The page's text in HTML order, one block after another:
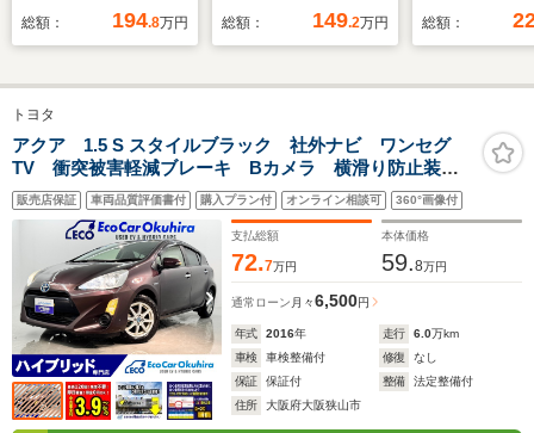
用車 衝突被害軽減B
総額： 194.8万円 総額： 149.2万円
シートヒータ
総額：
トヨタ
アクア 1.5 S スタイルブラック 社外ナビ ワンセグ
TV 衝突被害軽減ブレーキ Bカメラ 横滑り防止装
置 レーンキープアシスト オートマチックハイビー
ム ETC 社外アルミ
販売店保証 車両品質評価書付 購入プラン付 オンライン相談可 360°画像付
支払総額
72.7万円
本体価格
59.8万円
通常ローン 月々6,500円
年式 2016年 走行 6.0万km
車検
車検整備付 修復
なし
保証
保証付 整備
法定整備付
住所
大阪府大阪狭山市